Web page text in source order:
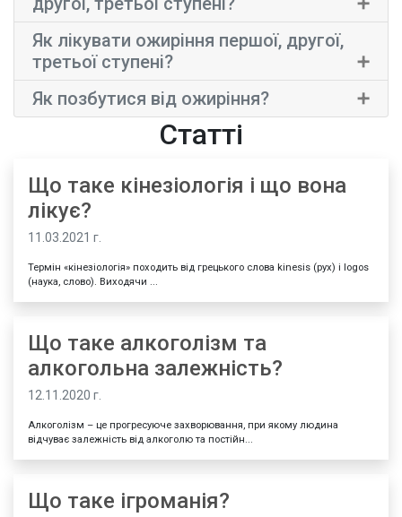
Як лікувати ожиріння першої, другої,
третьої ступені?
×
Як позбутися від ожиріння? ×
Статті
Що таке кінезіологія і що вона
лікує?
11.03.2021 г.
Термін «кінезіологія» походить від грецького слова kinesis (рух) і logos
(наука, слово). Виходячи ...
Що таке алкоголізм та
алкогольна залежність?
12.11.2020 г.
Алкоголізм – це прогресуюче захворювання, при якому людина
відчуває залежність від алкоголю та постійн...
Що таке ігроманія?